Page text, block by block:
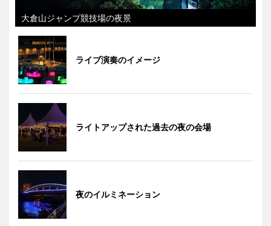
大倉山ジャンプ競技場の夜景
ライブ演奏のイメージ
ライトアップされた過去の夜の会場
夜のイルミネーション